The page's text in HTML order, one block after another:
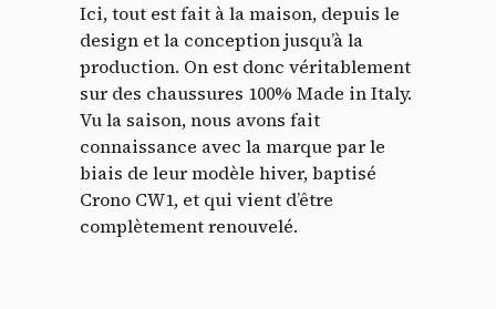
Ici, tout est fait à la maison, depuis le
design et la conception jusqu’à la
production. On est donc véritablement
sur des chaussures 100% Made in Italy.
Vu la saison, nous avons fait
connaissance avec la marque par le
biais de leur modèle hiver, baptisé
Crono CW1, et qui vient d’être
complètement renouvelé.